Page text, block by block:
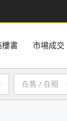
樓書 市場成交
在售 / 在租